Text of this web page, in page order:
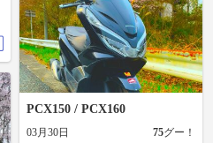
PCX150 / PCX160
03月30日 75グー！